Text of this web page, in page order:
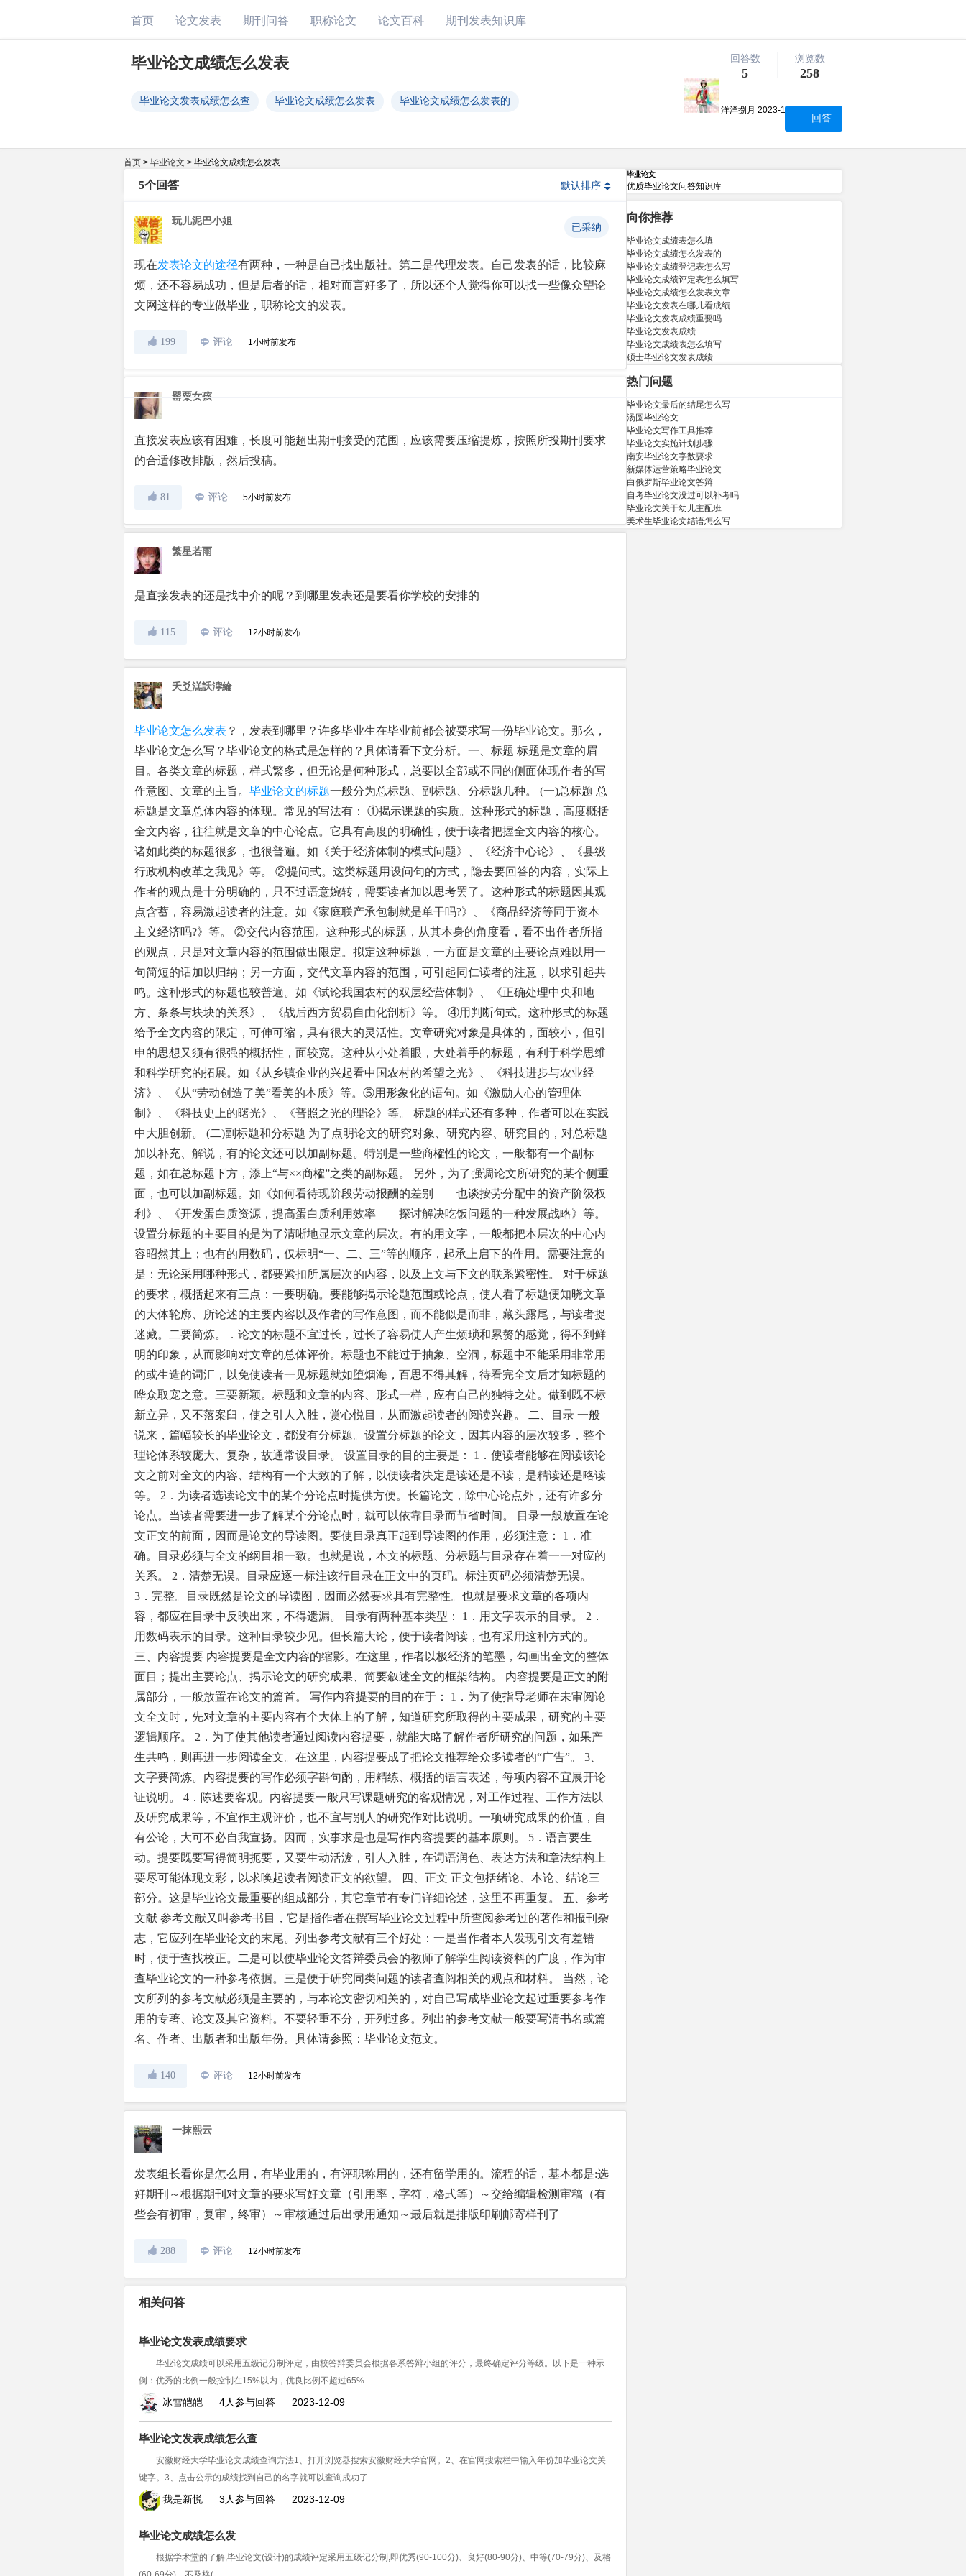
首页 论文发表 期刊问答 职称论文 论文百科 期刊发表知识库
毕业论文成绩怎么发表
毕业论文发表成绩怎么查 毕业论文成绩怎么发表 毕业论文成绩怎么发表的
回答数
5
浏览数
258
回答
洋洋捌月 2023-12-07 03:48:54
首页 > 毕业论文 > 毕业论文成绩怎么发表
5个回答 默认排序
玩儿泥巴小姐
已采纳
现在发表论文的途径有两种，一种是自己找出版社。第二是代理发表。自己发表的话，比较麻
烦，还不容易成功，但是后者的话，相对而言好多了，所以还个人觉得你可以找一些像众望论
文网这样的专业做毕业，职称论文的发表。
199 评论 1小时前发布
罂粟女孩
直接发表应该有困难，长度可能超出期刊接受的范围，应该需要压缩提炼，按照所投期刊要求
的合适修改排版，然后投稿。
81 评论 5小时前发布
繁星若雨
是直接发表的还是找中介的呢？到哪里发表还是要看你学校的安排的
115 评论 12小时前发布
夭爻溔訞濘綸
毕业论文怎么发表 ？，发表到哪里？许多毕业生在毕业前都会被要求写一份毕业论文。那么，
毕业论文怎么写？毕业论文的格式是怎样的？具体请看下文分析。一、标题 标题是文章的眉
目。各类文章的标题，样式繁多，但无论是何种形式，总要以全部或不同的侧面体现作者的写
作意图、文章的主旨。 毕业论文的标题一般分为总标题、副标题、分标题几种。 (一)总标题 总
标题是文章总体内容的体现。常见的写法有： ①揭示课题的实质。这种形式的标题，高度概括
全文内容，往往就是文章的中心论点。它具有高度的明确性，便于读者把握全文内容的核心。
诸如此类的标题很多，也很普遍。如《关于经济体制的模式问题》、《经济中心论》、《县级
行政机构改革之我见》等。 ②提问式。这类标题用设问句的方式，隐去要回答的内容，实际上
作者的观点是十分明确的，只不过语意婉转，需要读者加以思考罢了。这种形式的标题因其观
点含蓄，容易激起读者的注意。如《家庭联产承包制就是单干吗?》、《商品经济等同于资本
主义经济吗?》等。 ②交代内容范围。这种形式的标题，从其本身的角度看，看不出作者所指
的观点，只是对文章内容的范围做出限定。拟定这种标题，一方面是文章的主要论点难以用一
句简短的话加以归纳；另一方面，交代文章内容的范围，可引起同仁读者的注意，以求引起共
鸣。这种形式的标题也较普遍。如《试论我国农村的双层经营体制》、《正确处理中央和地
方、条条与块块的关系》、《战后西方贸易自由化剖析》等。 ④用判断句式。这种形式的标题
给予全文内容的限定，可伸可缩，具有很大的灵活性。文章研究对象是具体的，面较小，但引
申的思想又须有很强的概括性，面较宽。这种从小处着眼，大处着手的标题，有利于科学思维
和科学研究的拓展。如《从乡镇企业的兴起看中国农村的希望之光》、《科技进步与农业经
济》、《从“劳动创造了美”看美的本质》等。⑤用形象化的语句。如《激励人心的管理体
制》、《科技史上的曙光》、《普照之光的理论》等。 标题的样式还有多种，作者可以在实践
中大胆创新。 (二)副标题和分标题 为了点明论文的研究对象、研究内容、研究目的，对总标题
加以补充、解说，有的论文还可以加副标题。特别是一些商榷性的论文，一般都有一个副标
题，如在总标题下方，添上“与××商榷”之类的副标题。 另外，为了强调论文所研究的某个侧重
面，也可以加副标题。如《如何看待现阶段劳动报酬的差别——也谈按劳分配中的资产阶级权
利》、《开发蛋白质资源，提高蛋白质利用效率——探讨解决吃饭问题的一种发展战略》等。
设置分标题的主要目的是为了清晰地显示文章的层次。有的用文字，一般都把本层次的中心内
容昭然其上；也有的用数码，仅标明“一、二、三”等的顺序，起承上启下的作用。需要注意的
是：无论采用哪种形式，都要紧扣所属层次的内容，以及上文与下文的联系紧密性。 对于标题
的要求，概括起来有三点：一要明确。要能够揭示论题范围或论点，使人看了标题便知晓文章
的大体轮廓、所论述的主要内容以及作者的写作意图，而不能似是而非，藏头露尾，与读者捉
迷藏。二要简炼。．论文的标题不宜过长，过长了容易使人产生烦琐和累赘的感觉，得不到鲜
明的印象，从而影响对文章的总体评价。标题也不能过于抽象、空洞，标题中不能采用非常用
的或生造的词汇，以免使读者一见标题就如堕烟海，百思不得其解，待看完全文后才知标题的
哗众取宠之意。三要新颖。标题和文章的内容、形式一样，应有自己的独特之处。做到既不标
新立异，又不落案臼，使之引人入胜，赏心悦目，从而激起读者的阅读兴趣。 二、目录 一般
说来，篇幅较长的毕业论文，都没有分标题。设置分标题的论文，因其内容的层次较多，整个
理论体系较庞大、复杂，故通常设目录。 设置目录的目的主要是： 1．使读者能够在阅读该论
文之前对全文的内容、结构有一个大致的了解，以便读者决定是读还是不读，是精读还是略读
等。 2．为读者选读论文中的某个分论点时提供方便。长篇论文，除中心论点外，还有许多分
论点。当读者需要进一步了解某个分论点时，就可以依靠目录而节省时间。 目录一般放置在论
文正文的前面，因而是论文的导读图。要使目录真正起到导读图的作用，必须注意： 1．准
确。目录必须与全文的纲目相一致。也就是说，本文的标题、分标题与目录存在着一一对应的
关系。 2．清楚无误。目录应逐一标注该行目录在正文中的页码。标注页码必须清楚无误。
3．完整。目录既然是论文的导读图，因而必然要求具有完整性。也就是要求文章的各项内
容，都应在目录中反映出来，不得遗漏。 目录有两种基本类型： 1．用文字表示的目录。 2．
用数码表示的目录。这种目录较少见。但长篇大论，便于读者阅读，也有采用这种方式的。
三、内容提要 内容提要是全文内容的缩影。在这里，作者以极经济的笔墨，勾画出全文的整体
面目；提出主要论点、揭示论文的研究成果、简要叙述全文的框架结构。 内容提要是正文的附
属部分，一般放置在论文的篇首。 写作内容提要的目的在于： 1．为了使指导老师在未审阅论
文全文时，先对文章的主要内容有个大体上的了解，知道研究所取得的主要成果，研究的主要
逻辑顺序。 2．为了使其他读者通过阅读内容提要，就能大略了解作者所研究的问题，如果产
生共鸣，则再进一步阅读全文。在这里，内容提要成了把论文推荐给众多读者的“广告”。 3、
文字要简炼。内容提要的写作必须字斟句酌，用精练、概括的语言表述，每项内容不宜展开论
证说明。 4．陈述要客观。内容提要一般只写课题研究的客观情况，对工作过程、工作方法以
及研究成果等，不宜作主观评价，也不宜与别人的研究作对比说明。一项研究成果的价值，自
有公论，大可不必自我宣扬。因而，实事求是也是写作内容提要的基本原则。 5．语言要生
动。提要既要写得简明扼要，又要生动活泼，引人入胜，在词语润色、表达方法和章法结构上
要尽可能体现文彩，以求唤起读者阅读正文的欲望。 四、正文 正文包括绪论、本论、结论三
部分。这是毕业论文最重要的组成部分，其它章节有专门详细论述，这里不再重复。 五、参考
文献 参考文献又叫参考书目，它是指作者在撰写毕业论文过程中所查阅参考过的著作和报刊杂
志，它应列在毕业论文的末尾。列出参考文献有三个好处：一是当作者本人发现引文有差错
时，便于查找校正。二是可以使毕业论文答辩委员会的教师了解学生阅读资料的广度，作为审
查毕业论文的一种参考依据。三是便于研究同类问题的读者查阅相关的观点和材料。 当然，论
文所列的参考文献必须是主要的，与本论文密切相关的，对自己写成毕业论文起过重要参考作
用的专著、论文及其它资料。不要轻重不分，开列过多。列出的参考文献一般要写清书名或篇
名、作者、出版者和出版年份。具体请参照：毕业论文范文。
140 评论 12小时前发布
一抹熙云
发表组长看你是怎么用，有毕业用的，有评职称用的，还有留学用的。流程的话，基本都是:选
好期刊～根据期刊对文章的要求写好文章（引用率，字符，格式等）～交给编辑检测审稿（有
些会有初审，复审，终审）～审核通过后出录用通知～最后就是排版印刷邮寄样刊了
288 评论 12小时前发布
相关问答
毕业论文发表成绩要求
毕业论文成绩可以采用五级记分制评定，由校答辩委员会根据各系答辩小组的评分，最终确定评分等级。以下是一种示
例：优秀的比例一般控制在15%以内，优良比例不超过65%
冰雪皑皑 4人参与回答 2023-12-09
毕业论文发表成绩怎么查
安徽财经大学毕业论文成绩查询方法1、打开浏览器搜索安徽财经大学官网。2、在官网搜索栏中输入年份加毕业论文关
键字。3、点击公示的成绩找到自己的名字就可以查询成功了
我是新悦 3人参与回答 2023-12-09
毕业论文成绩怎么发
根据学术堂的了解,毕业论文(设计)的成绩评定采用五级记分制,即优秀(90-100分)、良好(80-90分)、中等(70-79分)、及格
毕业论文
优质毕业论文问答知识库
向你推荐
毕业论文成绩表怎么填
毕业论文成绩怎么发表的
毕业论文成绩登记表怎么写
毕业论文成绩评定表怎么填写
毕业论文成绩怎么发表文章
毕业论文发表在哪儿看成绩
毕业论文发表成绩重要吗
毕业论文发表成绩
毕业论文成绩表怎么填写
硕士毕业论文发表成绩
热门问题
毕业论文最后的结尾怎么写
汤圆毕业论文
毕业论文写作工具推荐
毕业论文实施计划步骤
南安毕业论文字数要求
新媒体运营策略毕业论文
白俄罗斯毕业论文答辩
自考毕业论文没过可以补考吗
毕业论文关于幼儿主配班
美术生毕业论文结语怎么写